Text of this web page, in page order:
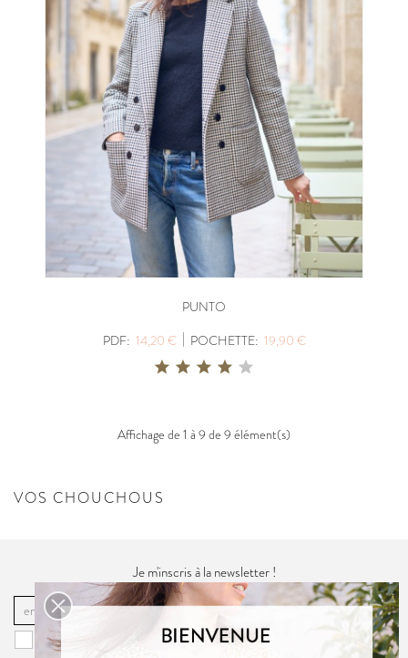
PUNTO
PDF: 14,20 €| POCHETTE: 19,90 €
Affichage de 1 à 9 de 9 élément(s)
VOS CHOUCHOUS
Je m'inscris à la newsletter !
OK
Vous pouvez vous désinscrire à tout moment. Vous trouverez pour cela